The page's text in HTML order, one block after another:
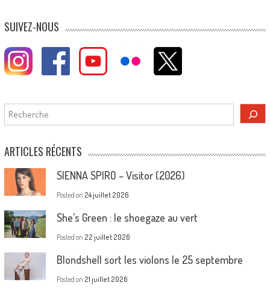
SUIVEZ-NOUS
Rechercher
ARTICLES RÉCENTS
SIENNA SPIRO – Visitor (2026)
Posted on 24 juillet 2026
She’s Green : le shoegaze au vert
Posted on 22 juillet 2026
Blondshell sort les violons le 25 septembre
Posted on 21 juillet 2026